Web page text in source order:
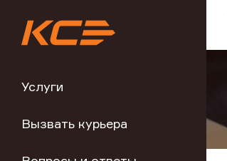
Услуги
Вызвать курьера